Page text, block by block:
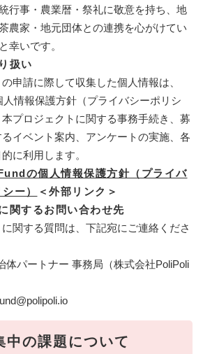
行事・農業暦・祭礼に敬意を持ち、地
農家・地元団体との連携を心がけてい
幸いです。
扱い
申請に際して収集した個人情報は、
人情報保護方針（プライバシーポリシ
プロジェクトに関する事務手続き、募
イベント案内、アンケートの実施、各
に利用します。
の個人情報保護方針（プライバ
ー）
＜外部リンク＞
関するお問い合わせ先
関する質問は、下記宛にご連絡くださ
体パートナー 事務局（株式会社PoliPoli
中の課題について